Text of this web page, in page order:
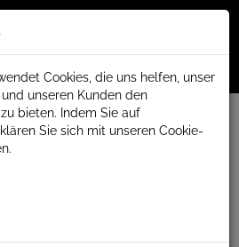
Badheizkörper
elektrisch
Cookies, die uns helfen, unser
unseren Kunden den
bieten. Indem Sie auf
Sie sich mit unseren Cookie-